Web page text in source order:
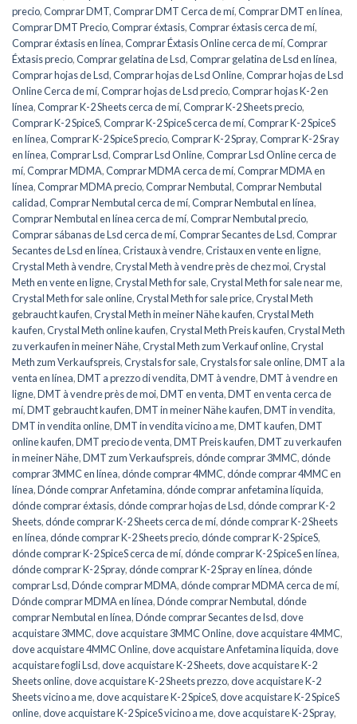
precio,Comprar DMT,Comprar DMT Cerca de mí,Comprar DMT en línea,
Comprar DMT Precio,Comprar éxtasis,Comprar éxtasis cerca de mí,
Comprar éxtasis en línea,Comprar Éxtasis Online cerca de mí,Comprar
Éxtasis precio,Comprar gelatina de Lsd,Comprar gelatina de Lsd en línea,
Comprar hojas de Lsd,Comprar hojas de Lsd Online,Comprar hojas de Lsd
Online Cerca de mí,Comprar hojas de Lsd precio,Comprar hojas K-2 en
línea,Comprar K-2 Sheets cerca de mí,Comprar K-2 Sheets precio,
Comprar K-2 SpiceS,Comprar K-2 SpiceS cerca de mí,Comprar K-2 SpiceS
en línea,Comprar K-2 SpiceS precio,Comprar K-2 Spray,Comprar K-2 Sray
en línea,Comprar Lsd,Comprar Lsd Online,Comprar Lsd Online cerca de
mí,Comprar MDMA,Comprar MDMA cerca de mí,Comprar MDMA en
línea,Comprar MDMA precio,Comprar Nembutal,Comprar Nembutal
calidad,Comprar Nembutal cerca de mí,Comprar Nembutal en línea,
Comprar Nembutal en línea cerca de mí,Comprar Nembutal precio,
Comprar sábanas de Lsd cerca de mí,Comprar Secantes de Lsd,Comprar
Secantes de Lsd en línea,Cristaux à vendre,Cristaux en vente en ligne,
Crystal Meth à vendre,Crystal Meth à vendre près de chez moi,Crystal
Meth en vente en ligne,Crystal Meth for sale,Crystal Meth for sale near me,
Crystal Meth for sale online,Crystal Meth for sale price,Crystal Meth
gebraucht kaufen,Crystal Meth in meiner Nähe kaufen,Crystal Meth
kaufen,Crystal Meth online kaufen,Crystal Meth Preis kaufen,Crystal Meth
zu verkaufen in meiner Nähe,Crystal Meth zum Verkauf online,Crystal
Meth zum Verkaufspreis,Crystals for sale,Crystals for sale online,DMT a la
venta en línea,DMT a prezzo di vendita,DMT à vendre,DMT à vendre en
ligne,DMT à vendre près de moi,DMT en venta,DMT en venta cerca de
mí,DMT gebraucht kaufen,DMT in meiner Nähe kaufen,DMT in vendita,
DMT in vendita online,DMT in vendita vicino a me,DMT kaufen,DMT
online kaufen,DMT precio de venta,DMT Preis kaufen,DMT zu verkaufen
in meiner Nähe,DMT zum Verkaufspreis,dónde comprar 3MMC,dónde
comprar 3MMC en línea,dónde comprar 4MMC,dónde comprar 4MMC en
línea,Dónde comprar Anfetamina,dónde comprar anfetamina líquida,
dónde comprar éxtasis,dónde comprar hojas de Lsd,dónde comprar K-2
Sheets,dónde comprar K-2 Sheets cerca de mí,dónde comprar K-2 Sheets
en línea,dónde comprar K-2 Sheets precio,dónde comprar K-2 SpiceS,
dónde comprar K-2 SpiceS cerca de mí,dónde comprar K-2 SpiceS en línea,
dónde comprar K-2 Spray,dónde comprar K-2 Spray en línea,dónde
comprar Lsd,Dónde comprar MDMA,dónde comprar MDMA cerca de mí,
Dónde comprar MDMA en línea,Dónde comprar Nembutal,dónde
comprar Nembutal en línea,Dónde comprar Secantes de lsd,dove
acquistare 3MMC,dove acquistare 3MMC Online,dove acquistare 4MMC,
dove acquistare 4MMC Online,dove acquistare Anfetamina liquida,dove
acquistare fogli Lsd,dove acquistare K-2 Sheets,dove acquistare K-2
Sheets online,dove acquistare K-2 Sheets prezzo,dove acquistare K-2
Sheets vicino a me,dove acquistare K-2 SpiceS,dove acquistare K-2 SpiceS
online,dove acquistare K-2 SpiceS vicino a me,dove acquistare K-2 Spray,